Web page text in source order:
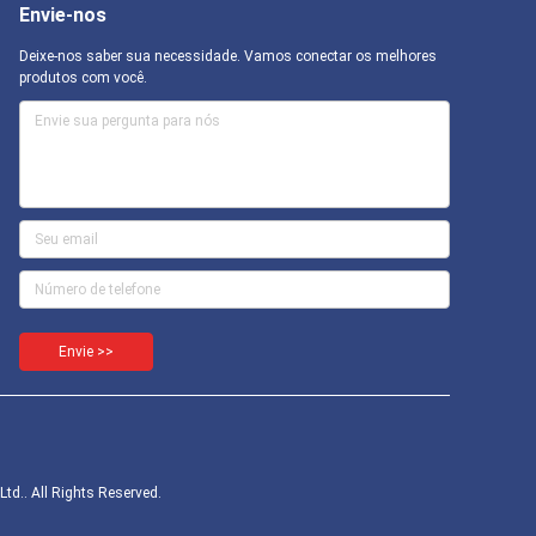
Envie-nos
Deixe-nos saber sua necessidade. Vamos conectar os melhores
produtos com você.
Envie >>
All Rights Reserved.